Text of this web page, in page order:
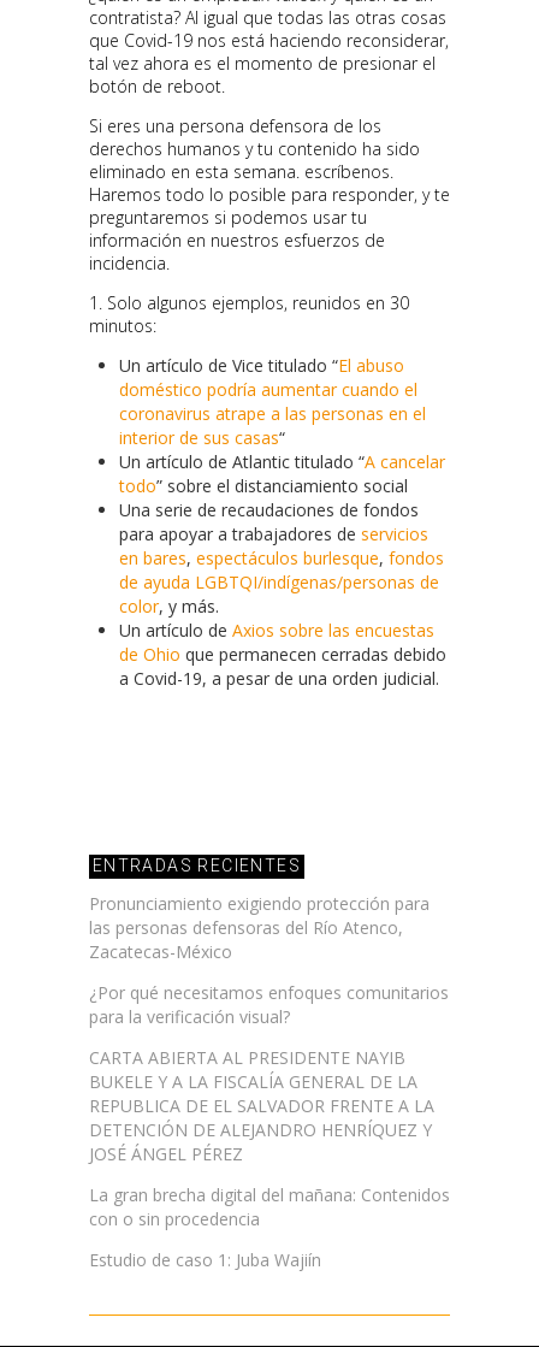
contratista? Al igual que todas las otras cosas
que Covid-19 nos está haciendo reconsiderar,
tal vez ahora es el momento de presionar el
botón de reboot.
Si eres una persona defensora de los
derechos humanos y tu contenido ha sido
eliminado en esta semana. escríbenos.
Haremos todo lo posible para responder, y te
preguntaremos si podemos usar tu
información en nuestros esfuerzos de
incidencia.
1. Solo algunos ejemplos, reunidos en 30
minutos:
Un artículo de Vice titulado “El abuso
doméstico podría aumentar cuando el
coronavirus atrape a las personas en el
interior de sus casas“
Un artículo de Atlantic titulado “A cancelar
todo” sobre el distanciamiento social
Una serie de recaudaciones de fondos
para apoyar a trabajadores de servicios
en bares, espectáculos burlesque, fondos
de ayuda LGBTQI/indígenas/personas de
color, y más.
Un artículo de Axios sobre las encuestas
de Ohio que permanecen cerradas debido
a Covid-19, a pesar de una orden judicial.
ENTRADAS RECIENTES
Pronunciamiento exigiendo protección para
las personas defensoras del Río Atenco,
Zacatecas-México
¿Por qué necesitamos enfoques comunitarios
para la verificación visual?
CARTA ABIERTA AL PRESIDENTE NAYIB
BUKELE Y A LA FISCALÍA GENERAL DE LA
REPUBLICA DE EL SALVADOR FRENTE A LA
DETENCIÓN DE ALEJANDRO HENRÍQUEZ Y
JOSÉ ÁNGEL PÉREZ
La gran brecha digital del mañana: Contenidos
con o sin procedencia
Estudio de caso 1: Juba Wajiín